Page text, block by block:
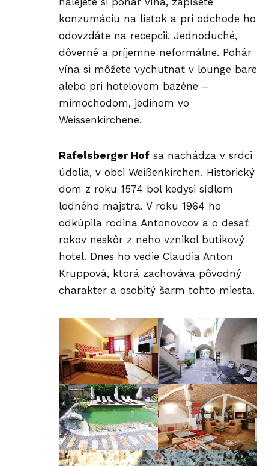
konzumáciu na lístok a pri odchode ho
odovzdáte na recepcii. Jednoduché,
dôverné a príjemne neformálne. Pohár
vína si môžete vychutnať v lounge bare
alebo pri hotelovom bazéne –
mimochodom, jedinom vo
Weissenkirchene.
Rafelsberger Hof sa nachádza v srdci
údolia, v obci Weißenkirchen. Historický
dom z roku 1574 bol kedysi sídlom
lodného majstra. V roku 1964 ho
odkúpila rodina Antonovcov a o desať
rokov neskôr z neho vznikol butikový
hotel. Dnes ho vedie Claudia Anton
Kruppová, ktorá zachováva pôvodný
charakter a osobitý šarm tohto miesta.